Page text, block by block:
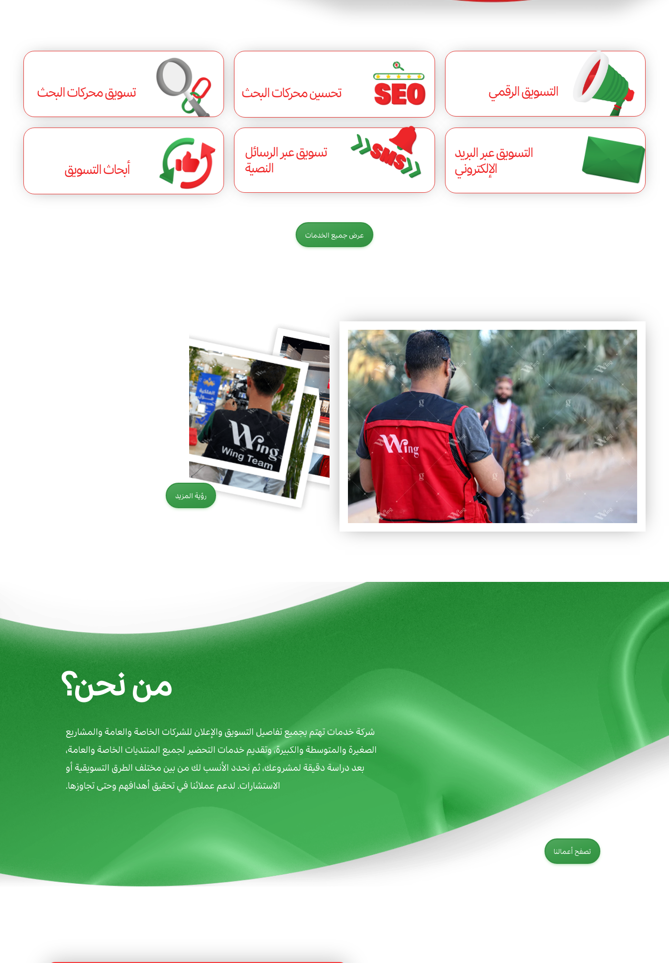
التسويق الرقمي تحسين محركات البحث تسويق محركات البحث
التسويق عبر البريد
الإلكتروني
تسويق عبر الرسائل
النصية
أبحاث التسويق
عرض جميع الخدمات
رؤية المزيد
تصفح أعمالنا
من نحن؟
شركة خدمات تهتم بجميع تفاصيل التسويق والإعلان للشركات الخاصة والعامة والمشاريع
الصغيرة والمتوسطة والكبيرة، وتقديم خدمات التحضير لجميع المنتديات الخاصة والعامة،
بعد دراسة دقيقة لمشروعك، ثم نحدد الأنسب لك من بين مختلف الطرق التسويقية أو
الاستشارات. لدعم عملائنا في تحقيق أهدافهم وحتى تجاوزها.